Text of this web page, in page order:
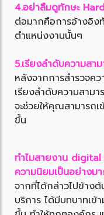
4.อย่าลืมดูทักษะ
ต่อมากคือการอ้างอิง
ตำแหน่งงานนั้นๆ
5.เรียงลำดับความสา
หลังจากการสำรวจค
เรียงลำดับความสาม
จะช่วยให้คุณสามารถเ
ขึ้น
ทำไมสายงาน
ความนิยมเป็นอย่างม
จากที่ได้กล่าวไปข้าง
บริการ ได้มีบทบาทเข้